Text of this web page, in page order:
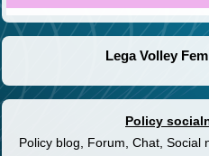
Lega Volley
Policy
Policy blog, Forum, Chat, Social